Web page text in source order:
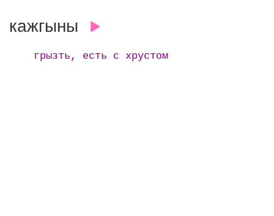
кажгыны
грызть, есть с хрустом